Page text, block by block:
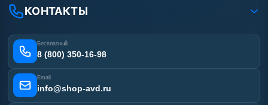
Статьи
Лизинг
Получить скидку
Сертификаты
Наши работы
Отзывы наших клиентов
Карта сайта
КОНТАКТЫ
Бесплатный
8 (800) 350-16-98
Email
info@shop-avd.ru